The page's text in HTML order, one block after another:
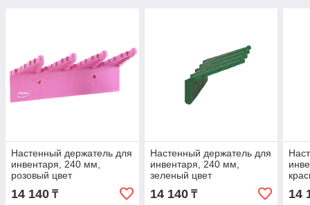
Настенный держатель для
инвентаря, 240 мм,
розовый цвет
14 140 ₸
Настенный держатель для
инвентаря, 240 мм,
зеленый цвет
14 140₸ 14